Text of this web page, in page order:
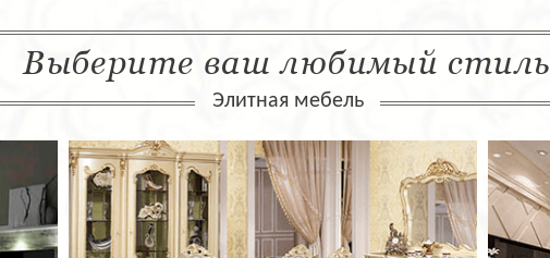
Выберите ваш любимый стиль
Элитная мебель